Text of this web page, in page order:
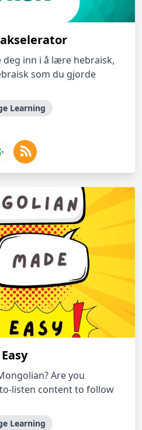
deg inn i å lære hebraisk,
som du gjorde
Learning
Are you
listen content to follow
Learning